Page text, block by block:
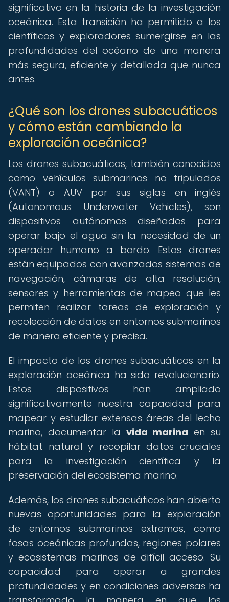
significativo en la historia de la investigación
oceánica. Esta transición ha permitido a los
científicos y exploradores sumergirse en las
profundidades del océano de una manera
más segura, eficiente y detallada que nunca
antes.
¿Qué son los drones subacuáticos
y cómo están cambiando la
exploración oceánica?
Los drones subacuáticos, también conocidos
como vehículos submarinos no tripulados
(VANT) o AUV por sus siglas en inglés
(Autonomous Underwater Vehicles), son
dispositivos autónomos diseñados para
operar bajo el agua sin la necesidad de un
operador humano a bordo. Estos drones
están equipados con avanzados sistemas de
navegación, cámaras de alta resolución,
sensores y herramientas de mapeo que les
permiten realizar tareas de exploración y
recolección de datos en entornos submarinos
de manera eficiente y precisa.
El impacto de los drones subacuáticos en la
exploración oceánica ha sido revolucionario.
Estos dispositivos han ampliado
significativamente nuestra capacidad para
mapear y estudiar extensas áreas del lecho
marino, documentar la vida marina en su
hábitat natural y recopilar datos cruciales
para la investigación científica y la
preservación del ecosistema marino.
Además, los drones subacuáticos han abierto
nuevas oportunidades para la exploración
de entornos submarinos extremos, como
fosas oceánicas profundas, regiones polares
y ecosistemas marinos de difícil acceso. Su
capacidad para operar a grandes
profundidades y en condiciones adversas ha